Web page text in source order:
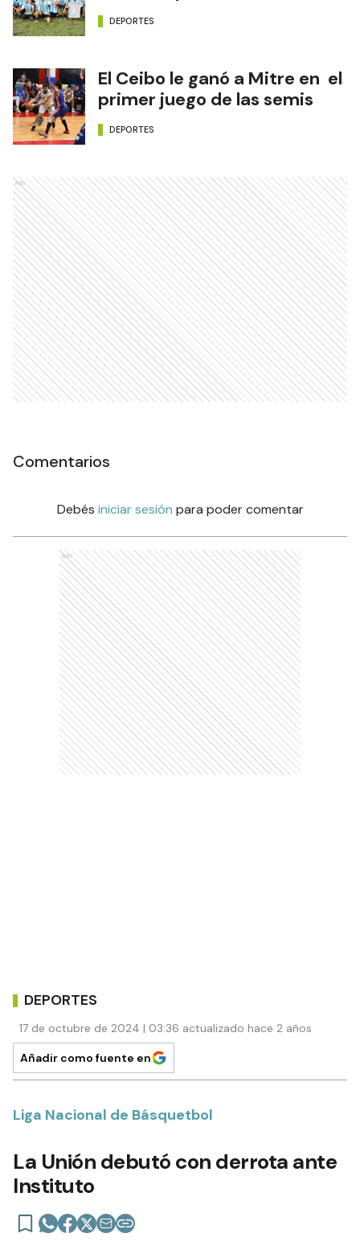
DEPORTES
El Ceibo le ganó a Mitre en el
primer juego de las semis
DEPORTES
Ads
Comentarios
Debés iniciar sesión para poder comentar
Ads
DEPORTES
17 de octubre de 2024 | 03:36 actualizado hace 2 años
Añadir como fuente en
Liga Nacional de Básquetbol
La Unión debutó con derrota ante
Instituto